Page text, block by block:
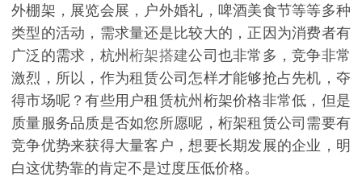
外棚架，展览会展，户外婚礼，啤酒美食节等等多种
类型的活动，需求量还是比较大的，正因为消费者有
广泛的需求，杭州桁架搭建公司也非常多，竞争非常
激烈，所以，作为租赁公司怎样才能够抢占先机，夺
得市场呢？有些用户租赁杭州桁架价格非常低，但是
质量服务品质是否如您所愿呢，桁架租赁公司需要有
竞争优势来获得大量客户，想要长期发展的企业，明
白这优势靠的肯定不是过度压低价格。